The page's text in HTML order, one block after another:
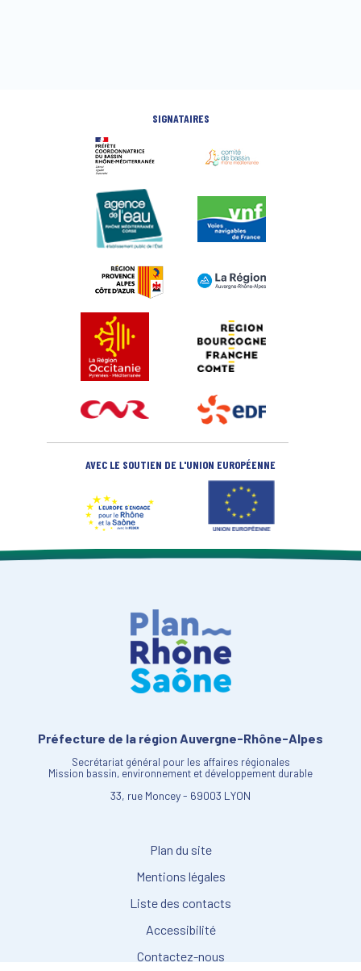
SIGNATAIRES
AVEC LE SOUTIEN DE L'UNION EUROPÉENNE
Préfecture de la région Auvergne-Rhône-Alpes
Secrétariat général pour les affaires régionales
Mission bassin, environnement et développement durable
33, rue Moncey - 69003 LYON
Plan du site
Mentions légales
Liste des contacts
Accessibilité
Contactez-nous